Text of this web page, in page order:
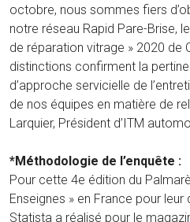
octobre, nous sommes fiers
notre réseau Rapid Pare-Brise,
de réparation vitrage » 2020 de
distinctions confirment la
d’approche servicielle de
de nos équipes en matière de
Larquier, Président d’ITM
*Méthodologie de l’enquête :
Pour cette 4e édition du
Enseignes » en France pour leur
Statista a réalisé pour le